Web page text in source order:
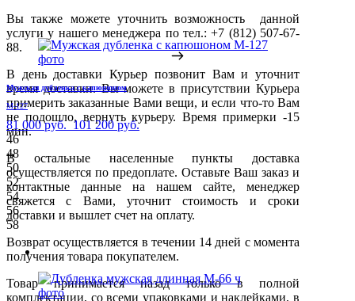
Вы также можете уточнить возможность данной
услуги у нашего менеджера по тел.: +7 (812) 507-67-
88.
В день доставки Курьер позвонит Вам и уточнит
время доставки. Вы можете в присутствии Курьера
примерить заказанные Вами вещи, и если что-то Вам
не подошло, вернуть курьеру. Время примерки -15
мин.
В остальные населенные пункты доставка
осуществляется по предоплате. Оставьте Ваш заказ и
контактные данные на нашем сайте, менеджер
свяжется с Вами, уточнит стоимость и сроки
доставки и вышлет счет на оплату.
Возврат осуществляется в течении 14 дней с момента
получения товара покупателем.
Товар принимается назад только в полной
комплектации, со всеми упаковками и наклейками, в
Мужская дубленка с капюшоном
М-127
81 000 руб. 101 200 руб.
46
48
50
52
54
56
58